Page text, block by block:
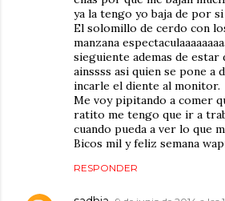
ya la tengo yo baja de por si
El solomillo de cerdo con
manzana
sieguiente ademas de
ainssss asi quien se pone a
incarle el diente al monitor.
Me voy pipitando a comer
ratito me tengo que ir a
cuando pueda a ver lo que
Bicos mil y feliz semana
RESPONDER